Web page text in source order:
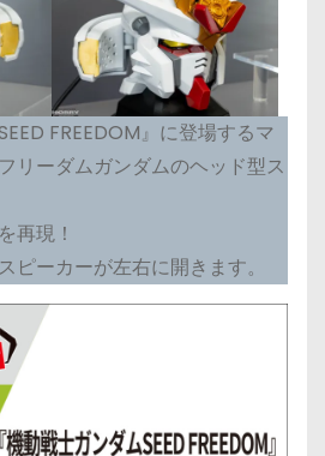
FREEDOM』に登場するマ
リーダムガンダムのヘッド型ス
再現！
ピーカーが左右に開きます。